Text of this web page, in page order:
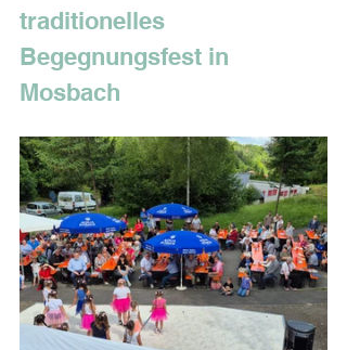
traditionelles
Begegnungsfest in
Mosbach